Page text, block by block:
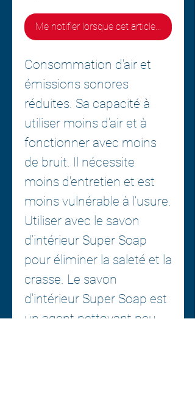
Me notifier lorsque cet article est
Consommation d'air et
émissions sonores
réduites. Sa capacité à
utiliser moins d'air et à
fonctionner avec moins
de bruit. Il nécessite
moins d'entretien et est
moins vulnérable à l'usure.
Utiliser avec le savon
d'intérieur Super Soap
pour éliminer la saleté et la
crasse. Le savon
d'intérieur Super Soap est
un agent nettoyant peu